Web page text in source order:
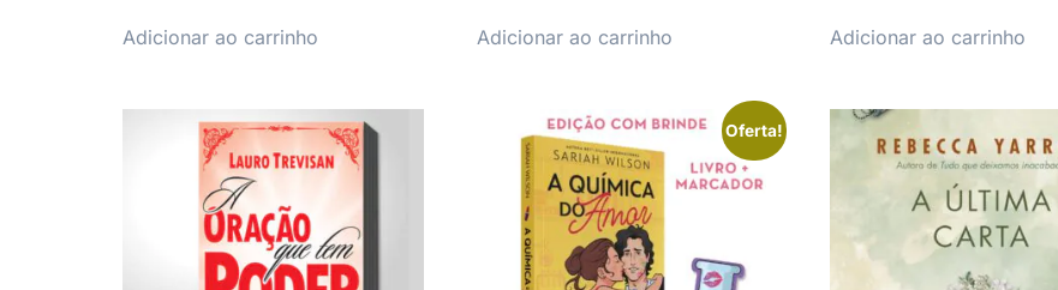
Adicionar ao carrinho Adicionar ao carrinho Adicionar ao carrinho
Oferta!